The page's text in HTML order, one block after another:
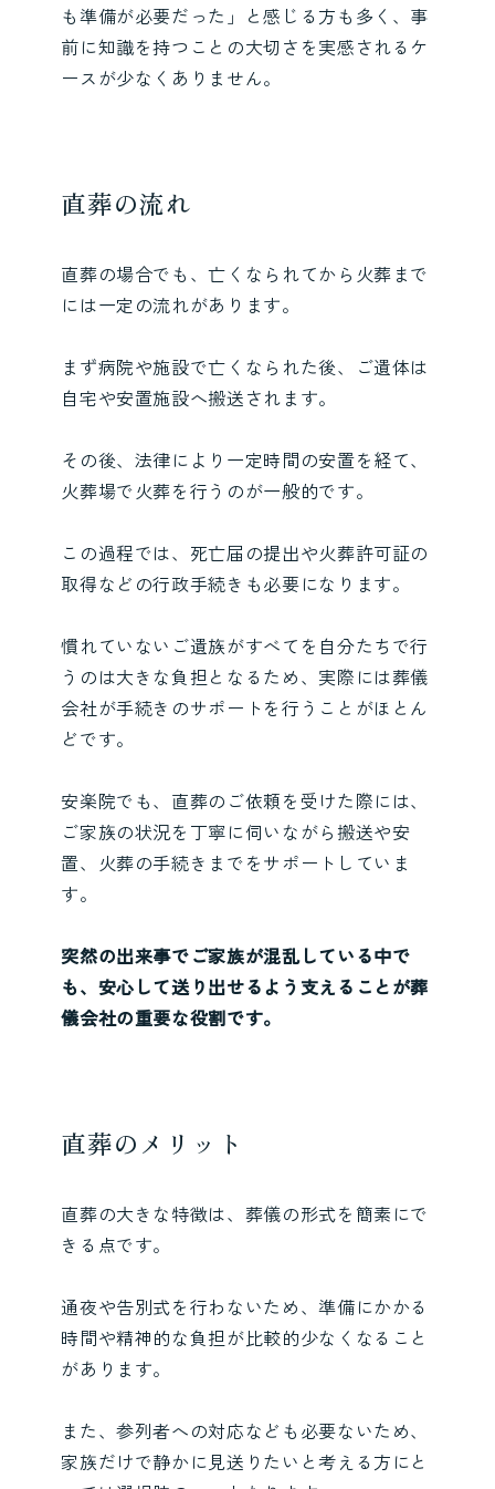
も準備が必要だった」と感じる方も多く、事
前に知識を持つことの大切さを実感されるケ
ースが少なくありません。
直葬の流れ
直葬の場合でも、亡くなられてから火葬まで
には一定の流れがあります。
まず病院や施設で亡くなられた後、ご遺体は
自宅や安置施設へ搬送されます。
その後、法律により一定時間の安置を経て、
火葬場で火葬を行うのが一般的です。
この過程では、死亡届の提出や火葬許可証の
取得などの行政手続きも必要になります。
慣れていないご遺族がすべてを自分たちで行
うのは大きな負担となるため、実際には葬儀
会社が手続きのサポートを行うことがほとん
どです。
安楽院でも、直葬のご依頼を受けた際には、
ご家族の状況を丁寧に伺いながら搬送や安
置、火葬の手続きまでをサポートしていま
す。
突然の出来事でご家族が混乱している中で
も、安心して送り出せるよう支えることが葬
儀会社の重要な役割です。
直葬のメリット
直葬の大きな特徴は、葬儀の形式を簡素にで
きる点です。
通夜や告別式を行わないため、準備にかかる
時間や精神的な負担が比較的少なくなること
があります。
また、参列者への対応なども必要ないため、
家族だけで静かに見送りたいと考える方にと